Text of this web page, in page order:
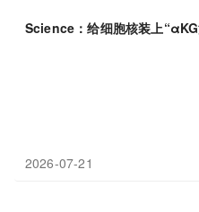
Science：给细胞核装上
2026-07-21